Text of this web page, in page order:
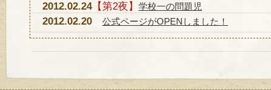
2012.02.24【第2夜】 学校一の問題児
2012.02.20 公式ページがOPENしました！